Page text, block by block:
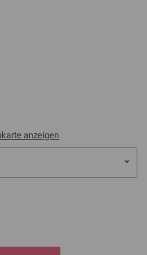
anzeigen